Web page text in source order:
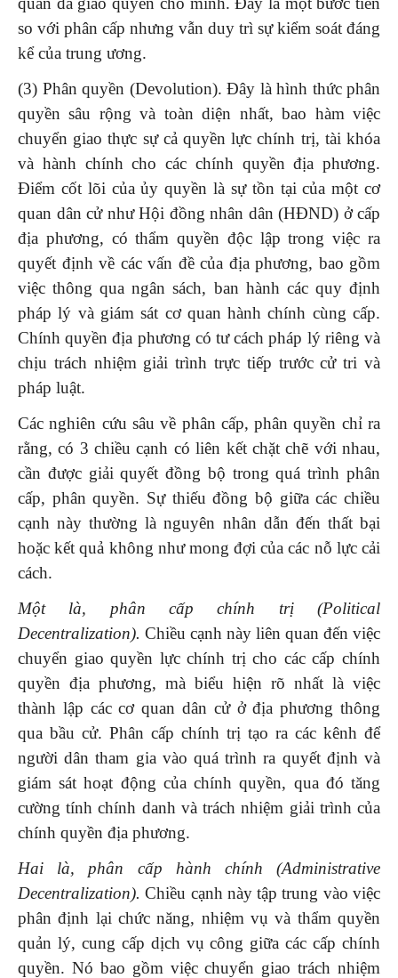
so với phân cấp nhưng vẫn duy trì sự kiểm soát đáng
kể của trung ương.
(3) Phân quyền (Devolution). Đây là hình thức phân
quyền sâu rộng và toàn diện nhất, bao hàm việc
chuyển giao thực sự cả quyền lực chính trị, tài khóa
và hành chính cho các chính quyền địa phương.
Điểm cốt lõi của ủy quyền là sự tồn tại của một cơ
quan dân cử như Hội đồng nhân dân (HĐND) ở cấp
địa phương, có thẩm quyền độc lập trong việc ra
quyết định về các vấn đề của địa phương, bao gồm
việc thông qua ngân sách, ban hành các quy định
pháp lý và giám sát cơ quan hành chính cùng cấp.
Chính quyền địa phương có tư cách pháp lý riêng và
chịu trách nhiệm giải trình trực tiếp trước cử tri và
pháp luật.
Các nghiên cứu sâu về phân cấp, phân quyền chỉ ra
rằng, có 3 chiều cạnh có liên kết chặt chẽ với nhau,
cần được giải quyết đồng bộ trong quá trình phân
cấp, phân quyền. Sự thiếu đồng bộ giữa các chiều
cạnh này thường là nguyên nhân dẫn đến thất bại
hoặc kết quả không như mong đợi của các nỗ lực cải
cách.
Một là, phân cấp chính trị (Political
Decentralization). Chiều cạnh này liên quan đến việc
chuyển giao quyền lực chính trị cho các cấp chính
quyền địa phương, mà biểu hiện rõ nhất là việc
thành lập các cơ quan dân cử ở địa phương thông
qua bầu cử. Phân cấp chính trị tạo ra các kênh để
người dân tham gia vào quá trình ra quyết định và
giám sát hoạt động của chính quyền, qua đó tăng
cường tính chính danh và trách nhiệm giải trình của
chính quyền địa phương.
Hai là, phân cấp hành chính (Administrative
Decentralization).Chiều cạnh này tập trung vào việc
phân định lại chức năng, nhiệm vụ và thẩm quyền
quản lý, cung cấp dịch vụ công giữa các cấp chính
quyền. Nó bao gồm việc chuyển giao trách nhiệm